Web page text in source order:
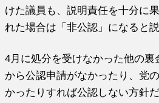
けた議員も、説明責任を十分に
れた場合は「非公認」になると説
4月に処分を受けなかった他の裏
から公認申請がなかったり、党
かったりすれば公認しない方針